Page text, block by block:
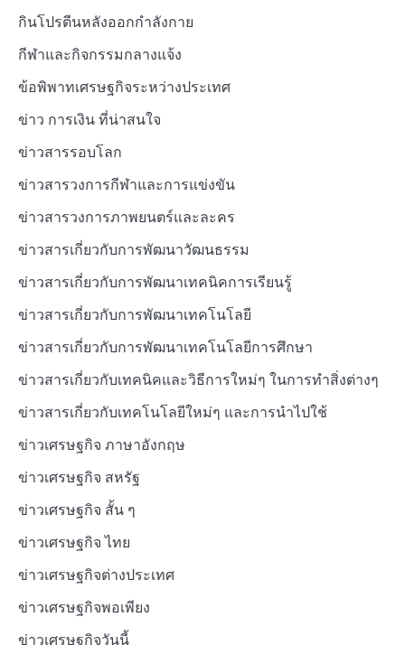
กินโปรตีนหลังออกกำลังกาย
กีฬาและกิจกรรมกลางแจ้ง
ข้อพิพาทเศรษฐกิจระหว่างประเทศ
ข่าว การเงิน ที่น่าสนใจ
ข่าวสารรอบโลก
ข่าวสารวงการกีฬาและการแข่งขัน
ข่าวสารวงการภาพยนตร์และละคร
ข่าวสารเกี่ยวกับการพัฒนาวัฒนธรรม
ข่าวสารเกี่ยวกับการพัฒนาเทคนิคการเรียนรู้
ข่าวสารเกี่ยวกับการพัฒนาเทคโนโลยี
ข่าวสารเกี่ยวกับการพัฒนาเทคโนโลยีการศึกษา
ข่าวสารเกี่ยวกับเทคนิคและวิธีการใหม่ๆ ในการทำสิ่งต่างๆ
ข่าวสารเกี่ยวกับเทคโนโลยีใหม่ๆ และการนำไปใช้
ข่าวเศรษฐกิจ ภาษาอังกฤษ
ข่าวเศรษฐกิจ สหรัฐ
ข่าวเศรษฐกิจ สั้น ๆ
ข่าวเศรษฐกิจ ไทย
ข่าวเศรษฐกิจต่างประเทศ
ข่าวเศรษฐกิจพอเพียง
ข่าวเศรษฐกิจวันนี้